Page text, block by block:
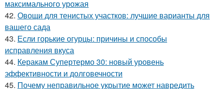
максимального урожая
42. Овощи для тенистых участков: лучшие варианты для
вашего сада
43. Если горькие огурцы: причины и способы
исправления вкуса
44. Керакам Супертермо 30: новый уровень
эффективности и долговечности
45. Почему неправильное укрытие может навредить